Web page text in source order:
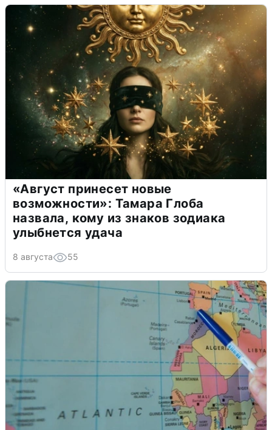
«Август принесет новые
возможности»: Тамара Глоба
назвала, кому из знаков зодиака
улыбнется удача
8 августа 55